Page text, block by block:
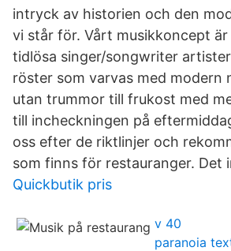
intryck av historien och den
vi står för. Vårt musikkoncept
tidlösa singer/songwriter
röster som varvas med modern
utan trummor till frukost med
till incheckningen på
oss efter de riktlinjer och
som finns för restauranger. Det
Quickbutik pris
v 40
paranoia